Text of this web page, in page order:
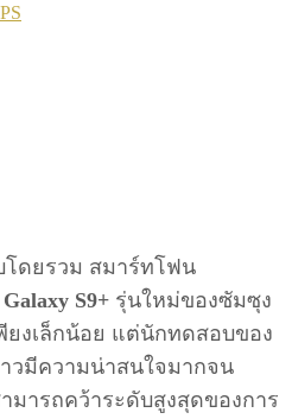
ดยรวม สมาร์ทโฟน
S9+ รุ่นใหม่ของซัมซุง
ยงเล็กน้อย แต่นักทดสอบของ
วมีความน่าสนใจมากจน
มารถคว้าระดับสูงสุดของการ